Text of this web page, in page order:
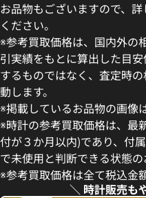
イトジャスト 41 126300 ス
格
点の参考買取価格です
お品物もございますので、
ください。
※参考買取価格は、国内外の
引実績をもとに算出した目
するものではなく、査定時
動します。
※掲載しているお品物の画像
※時計の参考買取価格は、最
付が３か月以内)であり、付
で未使用と判断できる状態の
※参考買取価格は全て税込金
＼ 時計販売も